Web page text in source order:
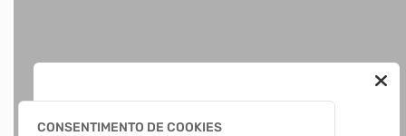
CONSENTIMENTO DE COOKIES
Nota Nacional